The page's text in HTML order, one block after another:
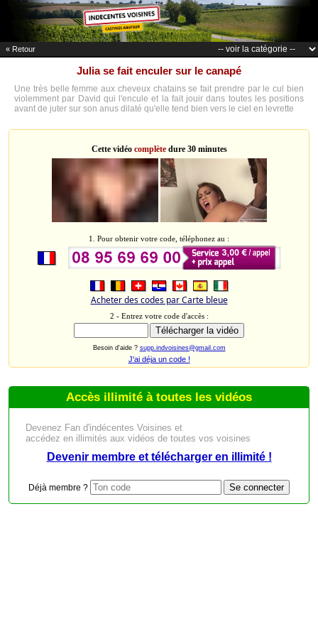
« Retour
Julia se fait enculer sur le canapé
Une très belle femme aux cheveux chatains se fait prendre par le cul bien
violemment par David qui l'encule et la fait jouir dans toutes les positions
avant de juter sur son anus dilaté qu'elle tend bien vers le ciel en levrette
Cette vidéo complètedure 30 minutes
1. Pour obtenir votre code, téléphonez au :
Acheter des codes par Carte bleue
2 - Entrez votre code d'accès :
Besoin d'aide ? supp.indvoisines@gmail.com
J'ai déja un code !
Accès illimité à toutes les vidéos
Devenez Fan d'indécentes Voisines et
accédez en illimités aux vidéos de toutes vos voisines
Devenir membre et télécharger en illimité !
Déjà membre ?